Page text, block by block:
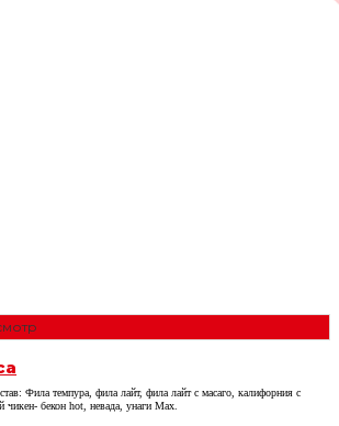
Фила темпура, фила лайт, фила лайт с масаго, калифорния с
чикен- бекон hot, невада, унаги Max.